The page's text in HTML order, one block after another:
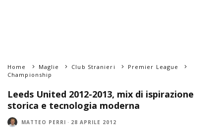
Home Maglie Club Stranieri
Premier League
Championship
Leeds United 2012-2013, mix di ispirazione
storica e tecnologia moderna
MATTEO PERRI · 28 APRILE 2012